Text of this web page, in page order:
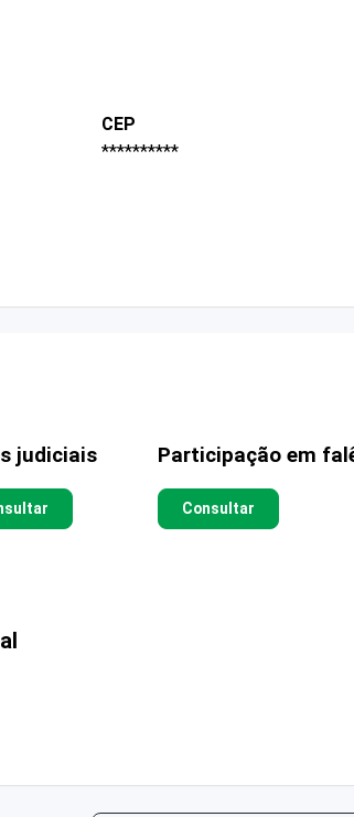
CEP
**********
judiciais Participação em
Consultar